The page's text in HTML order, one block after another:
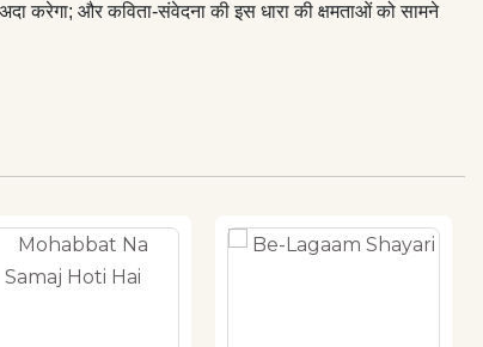
करेगा; और कविता-संवेदना की इस धारा की क्षमताओं को सामने